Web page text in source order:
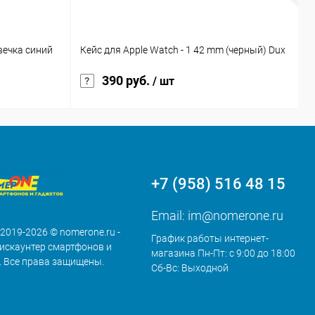
синий Кейс для Apple Watch - 1 42 mm (черный) Dux
390 руб. / шт
2026 © nomerone.ru -
смартфонов и
Все права защищены.
+7 (958) 516 48 15
Email: im@nomerone.ru
График работы интернет-
магазина Пн-Пт: с 9:00 до 18:00
Сб-Вс: Выходной